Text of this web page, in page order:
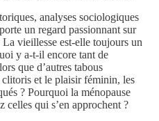
analyses sociologiques
un regard passionnant sur
vieillesse est-elle toujours un
y a-t-il encore tant de
que d’autres tabous
et le plaisir féminin, les
? Pourquoi la ménopause
celles qui s’en approchent ?